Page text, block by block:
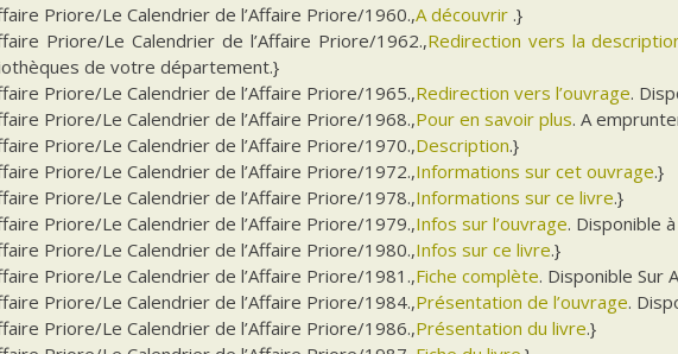
Priore/Le Calendrier de l’Affaire Priore/1960.,A découvrir .}
Priore/Le Calendrier de l’Affaire Priore/1962.,Redirection vers la
de votre département.}
Priore/Le Calendrier de l’Affaire Priore/1965.,Redirection vers l’ouvrage.
Priore/Le Calendrier de l’Affaire Priore/1968.,Pour en savoir plus. A
Priore/Le Calendrier de l’Affaire Priore/1970.,Description.}
Priore/Le Calendrier de l’Affaire Priore/1972.,Informations sur cet ouvrage.}
Priore/Le Calendrier de l’Affaire Priore/1978.,Informations sur ce livre.}
Priore/Le Calendrier de l’Affaire Priore/1979.,Infos sur l’ouvrage. Disponible
Priore/Le Calendrier de l’Affaire Priore/1980.,Infos sur ce livre.}
Priore/Le Calendrier de l’Affaire Priore/1981.,Fiche complète. Disponible Sur
Priore/Le Calendrier de l’Affaire Priore/1984.,Présentation de l’ouvrage.
Priore/Le Calendrier de l’Affaire Priore/1986.,Présentation du livre.}